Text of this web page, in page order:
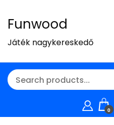
Funwood
Játék nagykereskedő
0